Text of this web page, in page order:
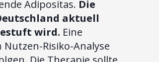
Adipositas. Die
aktuell
wird. Eine
Risiko-Analyse